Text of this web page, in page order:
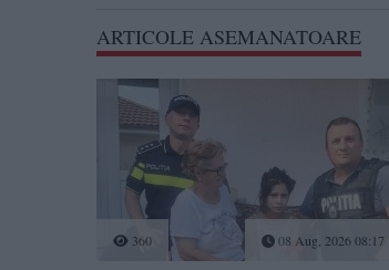
ARTICOLE ASEMANATOARE
360 08 Aug, 2026 08:17